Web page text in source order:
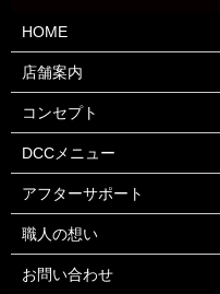
HOME
店舗案内
コンセプト
DCCメニュー
アフターサポート
職人の想い
お問い合わせ